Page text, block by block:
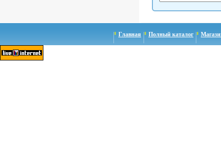
Главная Полный каталог